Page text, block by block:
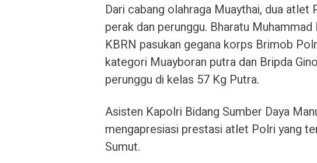
Dari cabang olahraga Muaythai, dua
perak dan perunggu. Bharatu
KBRN pasukan gegana korps Brimob
kategori Muayboran putra dan Bripda
perunggu di kelas 57 Kg Putra.
Asisten Kapolri Bidang Sumber Daya
mengapresiasi prestasi atlet Polri yang
Sumut.